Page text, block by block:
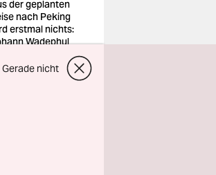
der geplanten
nach Peking
erstmal nichts:
Wadephul
Außenminister
Bernd von
Gerade nicht